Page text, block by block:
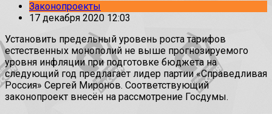
Законопроекты
17 декабря 2020 12:03
Установить предельный уровень роста тарифов
естественных монополий не выше прогнозируемого
уровня инфляции при подготовке бюджета на
следующий год предлагает лидер партии «Справедливая
Россия» Сергей Миронов. Соответствующий
законопроект внесён на рассмотрение Госдумы.